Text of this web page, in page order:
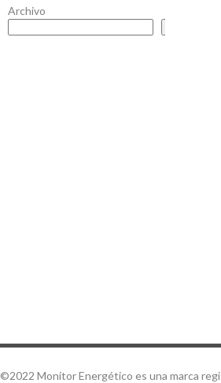
Archivo
©2022 Monitor Energético es una marca